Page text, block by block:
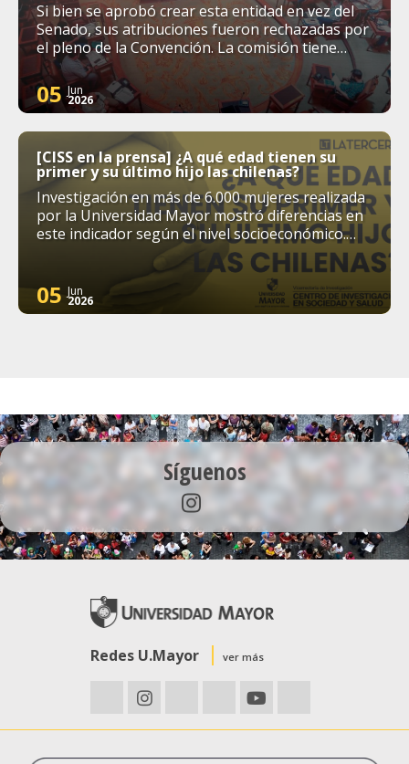
Si bien se aprobó crear esta entidad en vez del
Senado, sus atribuciones fueron rechazadas por
el pleno de la Convención. La comisión tiene
hasta el lunes a las 23:59 para presentar un
nuevo informe con las propuestas de
competencias.
05 Jun
2026
[CISS en la prensa] ¿A qué edad tienen su
primer y su último hijo las chilenas?
Investigación en más de 6.000 mujeres realizada
por la Universidad Mayor mostró diferencias en
este indicador según el nivel socioeconómico.
Además mostró que la región o el origen étnico
no influían mayormente en los resultados
05 Jun
2026
Síguenos
Redes U.Mayor ver más